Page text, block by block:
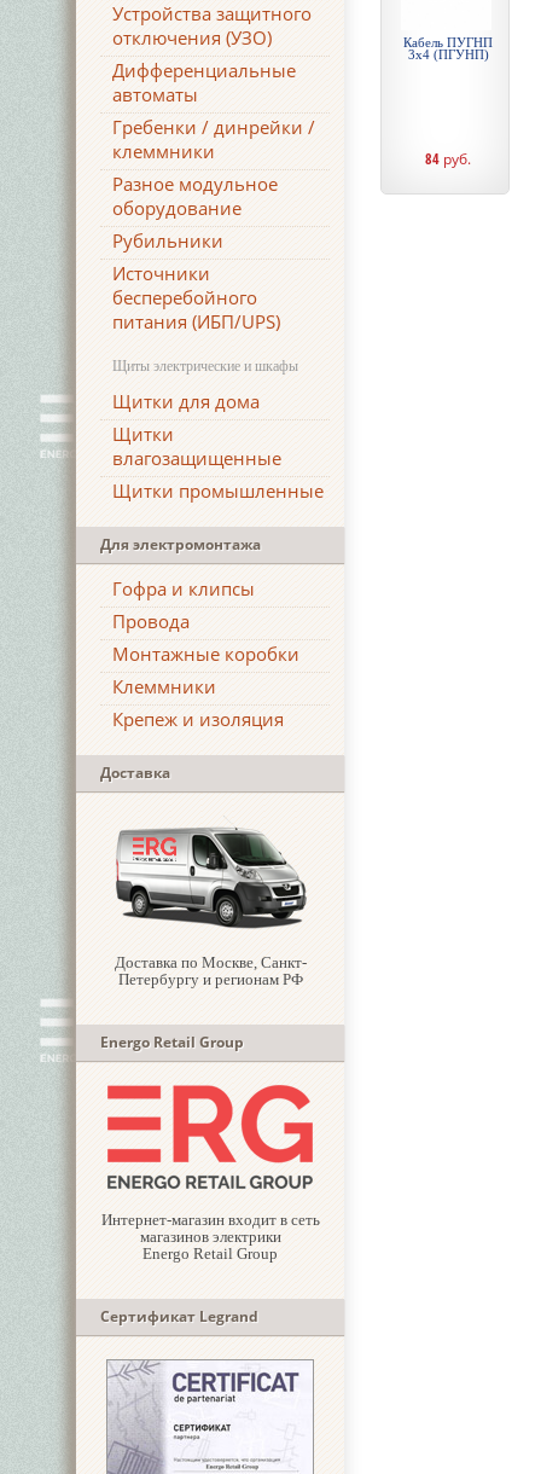
Устройства защитного
отключения (УЗО)
Дифференциальные
автоматы
Гребенки / динрейки /
клеммники
Разное модульное
оборудование
Рубильники
Источники
бесперебойного
питания (ИБП/UPS)
Щиты электрические и шкафы
Щитки для дома
Щитки
влагозащищенные
Щитки промышленные
Для электромонтажа
Гофра и клипсы
Провода
Монтажные коробки
Клеммники
Крепеж и изоляция
Доставка
Доставка по Москве, Санкт-
Петербургу и регионам РФ
Energo Retail Group
Интернет-магазин входит в сеть
магазинов электрики
Energo Retail Group
Сертификат Legrand
Кабель ПУГНП
3х4 (ПГУНП)
84 руб.